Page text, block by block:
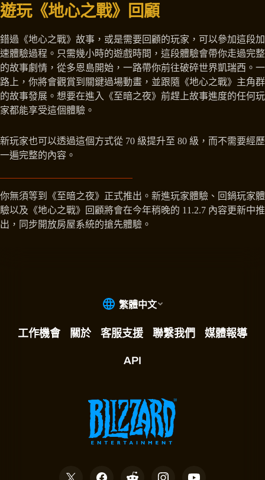
遊玩《地心之戰》回顧
錯過《地心之戰》故事，或是需要回顧的玩家，可以參加這段加
速體驗過程。只需幾小時的遊戲時間，這段體驗會帶你走過完整
的故事劇情，從多恩島開始，一路帶你前往破碎世界凱瑞西。一
路上，你將會觀賞到關鍵過場動畫，並跟隨《地心之戰》主角群
的故事發展。想要在進入《至暗之夜》前趕上故事進度的任何玩
家都能享受這個體驗。
新玩家也可以透過這個方式從 70 級提升至 80 級，而不需要經歷
一遍完整的內容。
你無須等到《至暗之夜》正式推出。新進玩家體驗、回鍋玩家體
驗以及《地心之戰》回顧將會在今年稍晚的 11.2.7 內容更新中推
出，同步開放房屋系統的搶先體驗。